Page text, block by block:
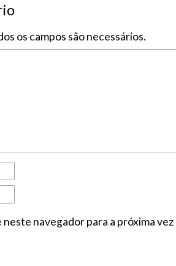
os campos são necessários.
navegador para a próxima